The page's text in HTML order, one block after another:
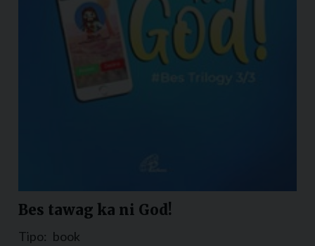
Bes tawag ka ni God!
Tipo: book